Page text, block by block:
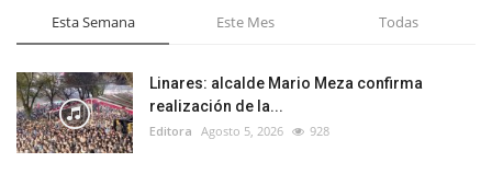
Esta Semana Este Mes Todas
Linares: alcalde Mario Meza confirma
realización de la...
Editora Agosto 5, 2026 928